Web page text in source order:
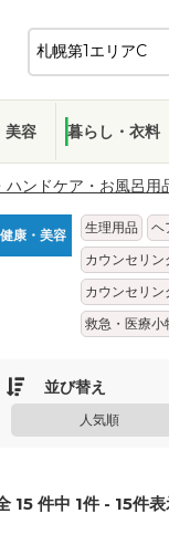
美容 暮らし・衣料
ハンドケア・お風呂用
健康・美容 生理用品
ヘ
カウンセリ
カウンセリ
救急・医療小
並び替え
人気順
15 件中 1件 - 15件